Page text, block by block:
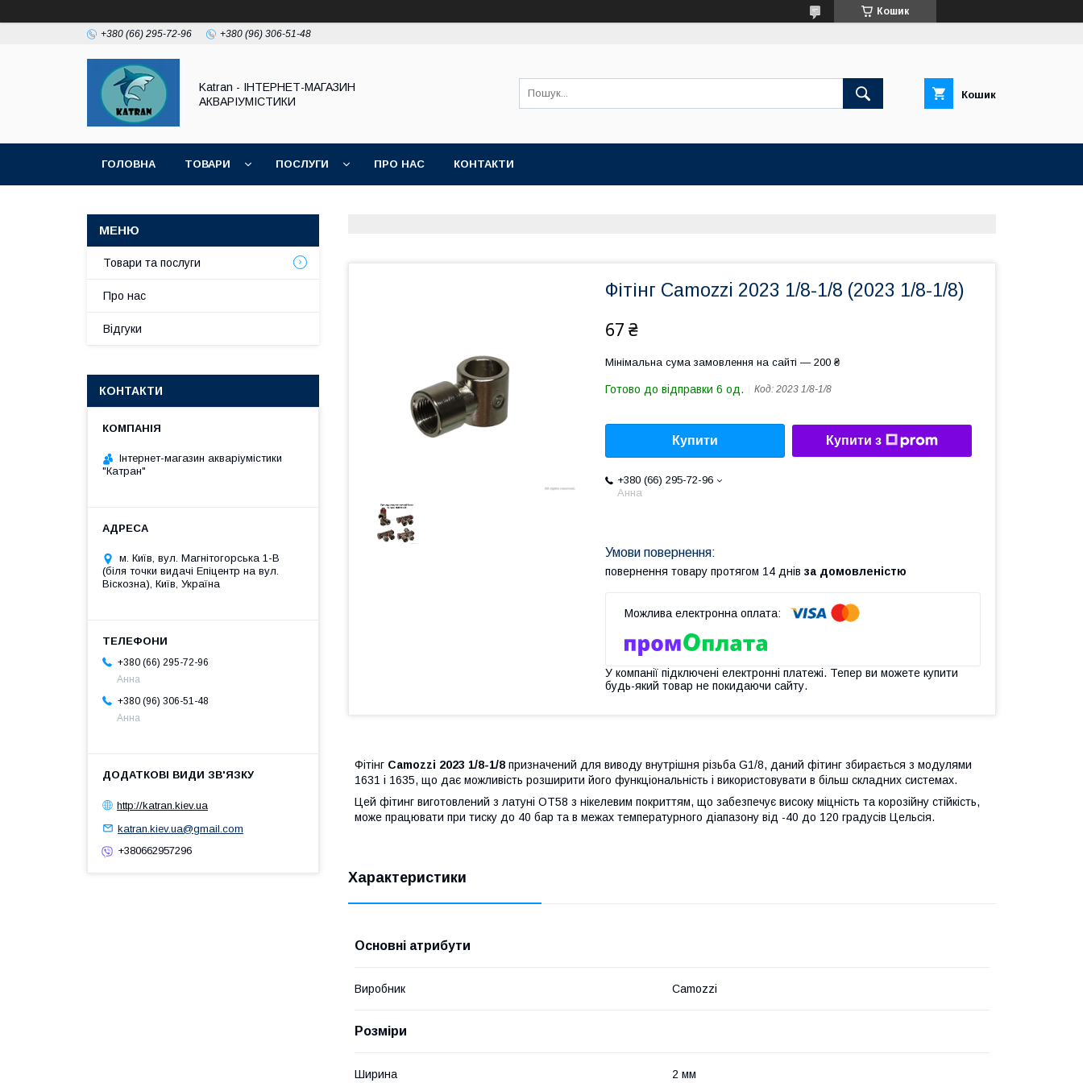
Кошик
+380 (66) 295-72-96 +380 (96) 306-51-48
Katran - ІНТЕРНЕТ-МАГАЗИН
АКВАРІУМІСТИКИ
Кошик
ГОЛОВНА ТОВАРИ ПОСЛУГИ ПРО НАС КОНТАКТИ
Фітінг Camozzi 2023 1/8-1/8 (2023 1/8-1/8)
67 ₴
Мінімальна сума замовлення на сайті — 200 ₴
Готово до відправки 6 од. Код: 2023 1/8-1/8
Купити Купити з
+380 (66) 295-72-96
Анна
повернення товару протягом 14 днів за домовленістю
У компанії підключені електронні платежі. Тепер ви можете купити
будь-який товар не покидаючи сайту.
Фітінг Camozzi 2023 1/8-1/8 призначений для виводу внутрішня різьба G1/8, даний фітинг збирається з модулями
1631 і 1635, що дає можливість розширити його функціональність і використовувати в більш складних системах.
Цей фітинг виготовлений з латуні ОТ58 з нікелевим покриттям, що забезпечує високу міцність та корозійну стійкість,
може працювати при тиску до 40 бар та в межах температурного діапазону від -40 до 120 градусів Цельсія.
Характеристики
Основні атрибути
Виробник Camozzi
Розміри
Ширина 2 мм
Товари та послуги
Про нас
Відгуки
КОНТАКТИ
Інтернет-магазин акваріумістики
"Катран"
м. Київ, вул. Магнітогорська 1-В
(біля точки видачі Епіцентр на вул.
Віскозна), Київ, Україна
+380 (66) 295-72-96
Анна
+380 (96) 306-51-48
Анна
http://katran.kiev.ua
katran.kiev.ua@gmail.com
+380662957296